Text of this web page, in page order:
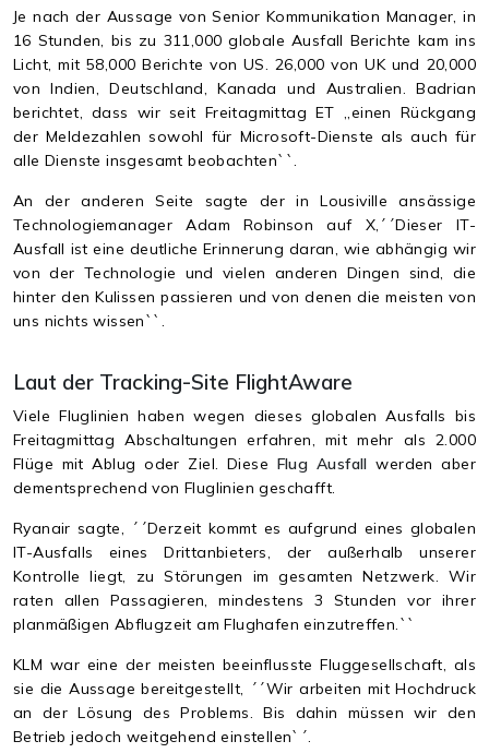
Je nach der Aussage von Senior Kommunikation Manager, in
16 Stunden, bis zu 311,000 globale Ausfall Berichte kam ins
Licht, mit 58,000 Berichte von US. 26,000 von UK und 20,000
von Indien, Deutschland, Kanada und Australien. Badrian
berichtet, dass wir seit Freitagmittag ET ,,einen Rückgang
der Meldezahlen sowohl für Microsoft-Dienste als auch für
alle Dienste insgesamt beobachten``.
An der anderen Seite sagte der in Lousiville ansässige
Technologiemanager Adam Robinson auf X,´´Dieser IT-
Ausfall ist eine deutliche Erinnerung daran, wie abhängig wir
von der Technologie und vielen anderen Dingen sind, die
hinter den Kulissen passieren und von denen die meisten von
uns nichts wissen``.
Laut der Tracking-Site FlightAware
Viele Fluglinien haben wegen dieses globalen Ausfalls bis
Freitagmittag Abschaltungen erfahren, mit mehr als 2.000
Flüge mit Ablug oder Ziel. Diese Flug Ausfallwerden aber
dementsprechend von Fluglinien geschafft.
Ryanair sagte, ´´Derzeit kommt es aufgrund eines globalen
IT-Ausfalls eines Drittanbieters, der außerhalb unserer
Kontrolle liegt, zu Störungen im gesamten Netzwerk. Wir
raten allen Passagieren, mindestens 3 Stunden vor ihrer
planmäßigen Abflugzeit am Flughafen einzutreffen.``
KLM war eine der meisten beeinflusste Fluggesellschaft, als
sie die Aussage bereitgestellt, ´´Wir arbeiten mit Hochdruck
an der Lösung des Problems. Bis dahin müssen wir den
Betrieb jedoch weitgehend einstellen`´.